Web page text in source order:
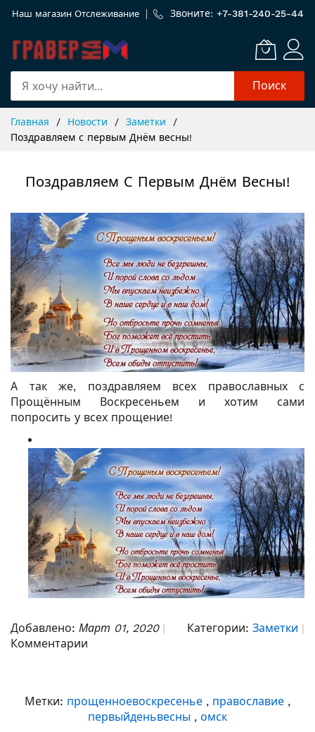
Наш магазин Отслеживание Звоните: +7-381-240-25-44
Поиск
Content
Главная Новости
Заметки
Поздравляем с первым Днём весны!
Поздравляем С Первым Днём Весны!
А так же, поздравляем всех православных с
Прощённым Воскресеньем и хотим сами
попросить у всех прощение!
Добавлено: Март 01, 2020 Категории: Заметки
Комментарии
Метки: прощенноевоскресенье , православие ,
первыйденьвесны , омск